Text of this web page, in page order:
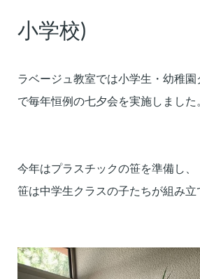
小学校)
ラベージュ教室では小学生・ 幼稚園
で毎年恒例の七夕会を実施しました
今年はプラスチックの笹を準備し、
笹は中学生クラスの子たちが組み立